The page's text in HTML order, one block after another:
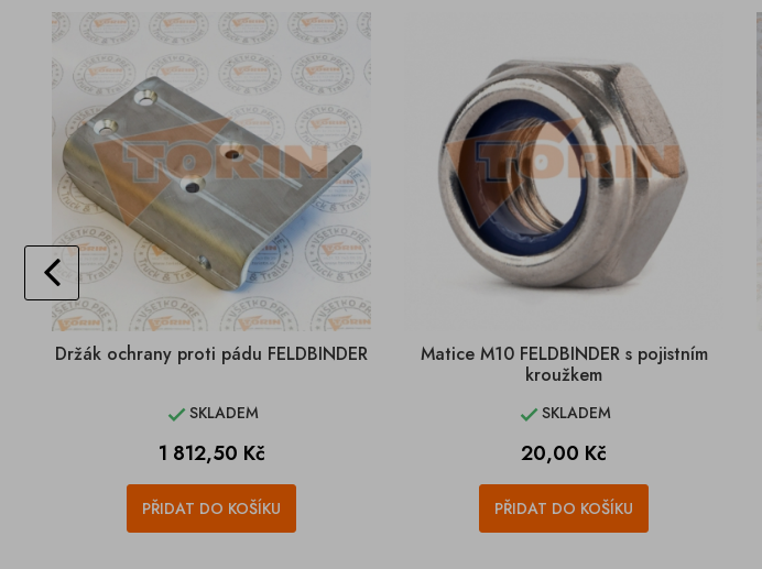
Držák ochrany proti pádu FELDBINDER
SKLADEM
Cena
1 812,50 Kč
PŘIDAT DO KOŠÍKU
Matice M10 FELDBINDER s pojistním
kroužkem
SKLADEM
Cena
20,00 Kč
PŘIDAT DO KOŠÍKU